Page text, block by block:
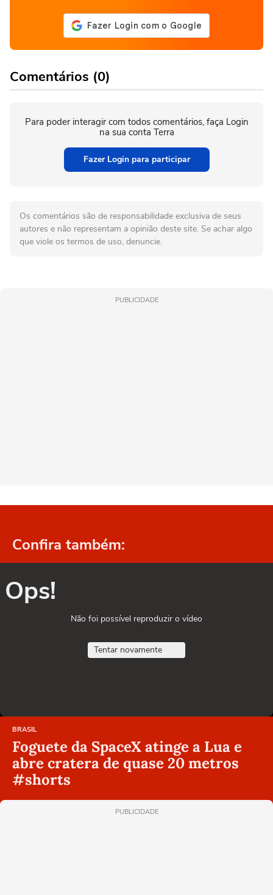
Comentários (0)
Para poder interagir com todos comentários, faça Login
na sua conta Terra
Fazer Login para participar
Os comentários são de responsabilidade exclusiva de seus
autores e não representam a opinião deste site. Se achar algo
que viole os termos de uso, denuncie.
PUBLICIDADE
Confira também:
Ops!
Não foi possível reproduzir o vídeo
Tentar novamente
BRASIL
Foguete da SpaceX atinge a Lua e
abre cratera de quase 20 metros
#shorts
PUBLICIDADE